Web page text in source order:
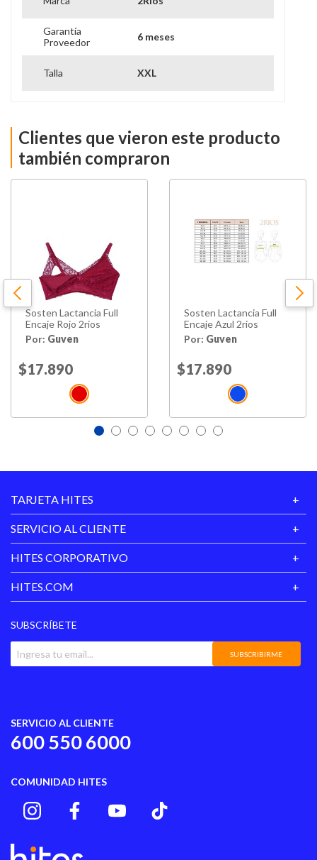
ENCAJE: 90% POLIAMIDA 10% ELASTANO
FORRO: 100% ALGODON
Negro
Garantía
Proveedor
6 meses
Talla XXL
Clientes que vieron este producto
también compraron
Sosten Lactancia Full
Encaje Rojo 2rios
Por: Guven
Price reduced from
$17.890
Sosten Lactancia Full
Encaje Azul 2rios
Por: Guven
Price reduced from
$17.890
TARJETA HITES
SERVICIO AL CLIENTE
HITES CORPORATIVO
HITES.COM
SUBSCRÍBETE
SUBSCRIBIRME
SERVICIO AL CLIENTE
600 550 6000
COMUNIDAD HITES